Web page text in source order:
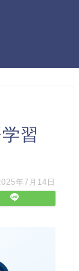
習
年7月14日